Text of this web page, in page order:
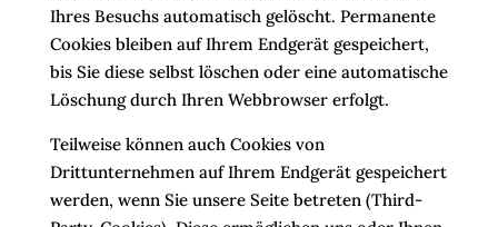
Ihres Besuchs automatisch gelöscht. Permanente
Cookies bleiben auf Ihrem Endgerät gespeichert,
bis Sie diese selbst löschen oder eine automatische
Löschung durch Ihren Webbrowser erfolgt.
Teilweise können auch Cookies von
Drittunternehmen auf Ihrem Endgerät gespeichert
werden, wenn Sie unsere Seite betreten (Third-